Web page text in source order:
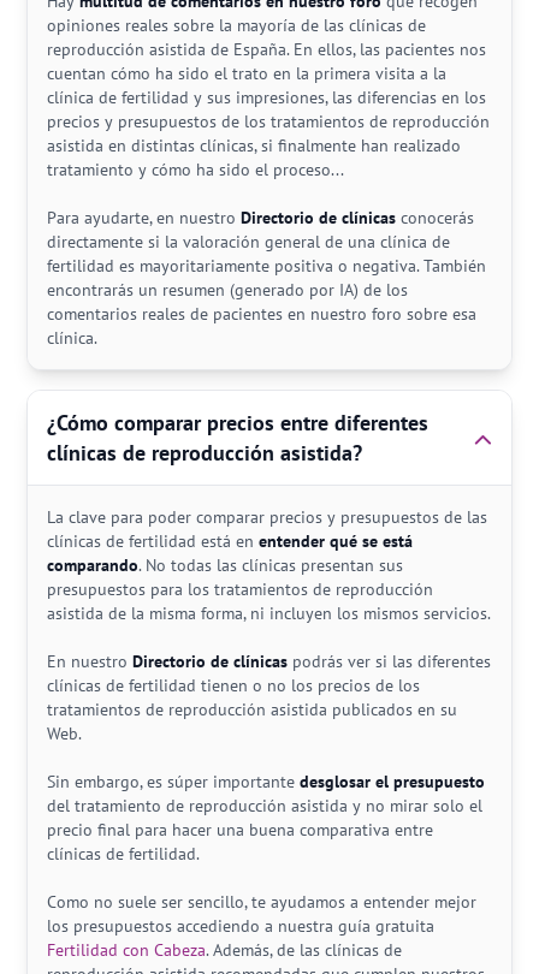
opiniones reales sobre la mayoría de las clínicas de
reproducción asistida de España. En ellos, las pacientes nos
cuentan cómo ha sido el trato en la primera visita a la
clínica de fertilidad y sus impresiones, las diferencias en los
precios y presupuestos de los tratamientos de reproducción
asistida en distintas clínicas, si finalmente han realizado
tratamiento y cómo ha sido el proceso...
Para ayudarte, en nuestroDirectorio de clínicas conocerás
directamente si la valoración general de una clínica de
fertilidad es mayoritariamente positiva o negativa. También
encontrarás un resumen (generado por IA) de los
comentarios reales de pacientes en nuestro foro sobre esa
clínica.
¿Cómo comparar precios entre diferentes
clínicas de reproducción asistida?
La clave para poder comparar precios y presupuestos de las
clínicas de fertilidad está enentender qué se está
comparando. No todas las clínicas presentan sus
presupuestos para los tratamientos de reproducción
asistida de la misma forma, ni incluyen los mismos servicios.
En nuestroDirectorio de clínicas podrás ver si las diferentes
clínicas de fertilidad tienen o no los precios de los
tratamientos de reproducción asistida publicados en su
Web.
Sin embargo, es súper importantedesglosar el presupuesto
del tratamiento de reproducción asistida y no mirar solo el
precio final para hacer una buena comparativa entre
clínicas de fertilidad.
Como no suele ser sencillo, te ayudamos a entender mejor
los presupuestos accediendo a nuestra guía gratuita
Fertilidad con Cabeza. Además, de las clínicas de